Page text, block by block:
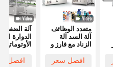
متعدد الوظائف
آلة السد آلة
الزناد مع فارز و
افضل سعر
آلة الضغط
الدوارة
على
افضل